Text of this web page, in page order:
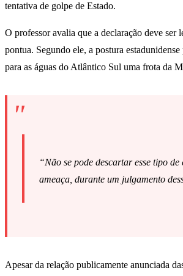
tentativa de golpe de Estado.
O professor avalia que a declaração deve ser
pontua. Segundo ele, a postura
para as águas do Atlântico Sul uma frota da
“Não se pode descartar esse tipo
ameaça, durante um julgamento
Apesar da relação publicamente anunciada